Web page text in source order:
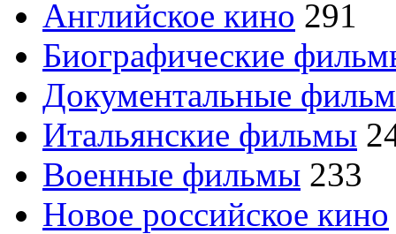
Английское кино 291
Биографические
Документальные
Итальянские фильмы
Военные фильмы 233
Новое российское кино